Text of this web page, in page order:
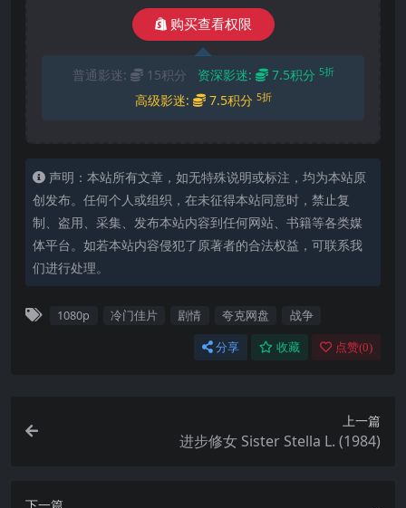
购买查看权限
普通影迷: 15积分 资深影迷: 7.5积分 5折
高级影迷: 7.5积分 5折
声明：本站所有文章，如无特殊说明或标注，均为本站原
创发布。任何个人或组织，在未征得本站同意时，禁止复
制、盗用、采集、发布本站内容到任何网站、书籍等各类媒
体平台。如若本站内容侵犯了原著者的合法权益，可联系我
们进行处理。
1080p 冷门佳片 剧情 夸克网盘 战争
分享 收藏 点赞(0)
上一篇
进步修女 Sister Stella L. (1984)